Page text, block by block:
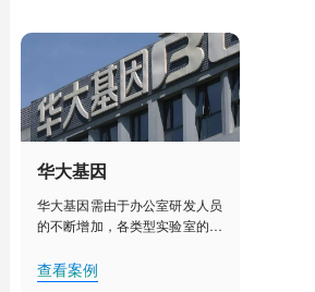
华大基因
华大基因需由于办公室研发人员
的不断增加，各类型实验室的建
其对办公室、实验室、实验室设
备更加细致化管理的需求。需要
查看案例